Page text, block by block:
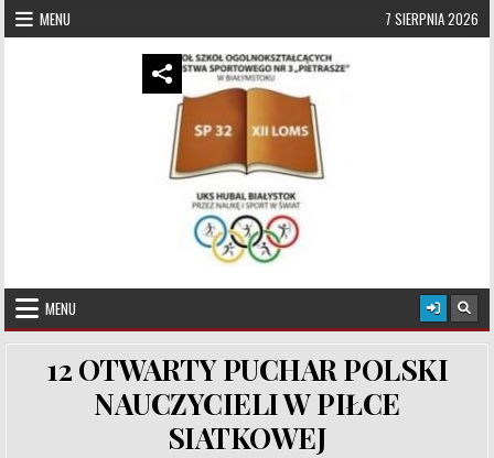
Skip to content
MENU 7 SIERPNIA 2026
UKS Hubal Białystok
MENU
12 OTWARTY PUCHAR POLSKI
NAUCZYCIELI W PIŁCE
SIATKOWEJ